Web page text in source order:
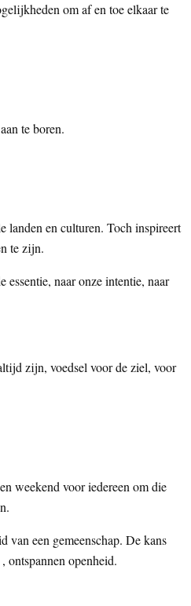
om af en toe elkaar te
te boren.
landen en culturen. Toch inspireert
te zijn.
naar onze intentie, naar
zijn, voedsel voor de ziel, voor
weekend voor iedereen om die
van een gemeenschap. De kans
ontspannen openheid.